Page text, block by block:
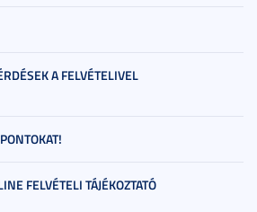
A FELVÉTELIVEL
FELVÉTELI TÁJÉKOZTATÓ